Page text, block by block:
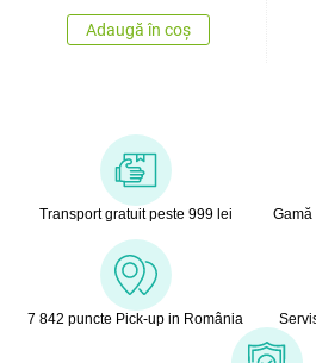
Adaugă în coș
Transport gratuit peste 999 lei
Gamă
7 842 puncte Pick-up in România